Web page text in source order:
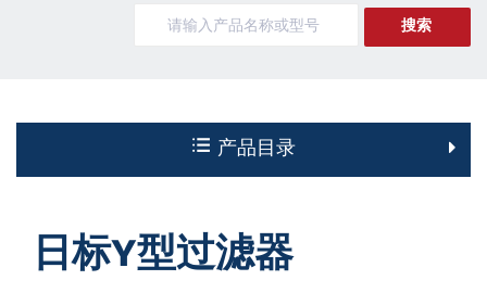
搜索
产品目录
日标Y型过滤器